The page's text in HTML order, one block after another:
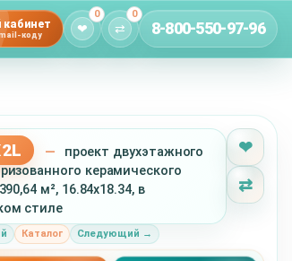
коду ❤
0
⇄
0
8-800-550-97-96
—
проект двухэтажного
керамического
м², 16.84x18.34, в
стиле
Каталог Следующий →
❤
⇄